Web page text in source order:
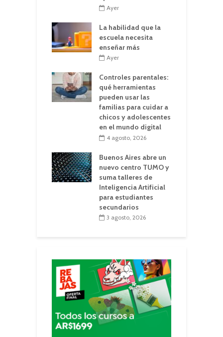
Ayer
La habilidad que la
escuela necesita
enseñar más
Ayer
Controles parentales:
qué herramientas
pueden usar las
familias para cuidar a
chicos y adolescentes
en el mundo digital
4 agosto, 2026
Buenos Aires abre un
nuevo centro TUMO y
suma talleres de
Inteligencia Artificial
para estudiantes
secundarios
3 agosto, 2026